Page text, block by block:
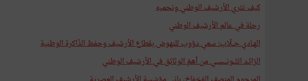
كيف نثري الأرشيف الوطني ونحميه
رحلة في عالم الأرشيف الوطني
الهـادي جــلّاب: سعي دؤوب للنهوض بقطاع الأرشيف وحفظ الذّاكرة الوطنية
الرّائـد التّــونـــســي من أهمّ الوثائق في الأرشيف الوطني